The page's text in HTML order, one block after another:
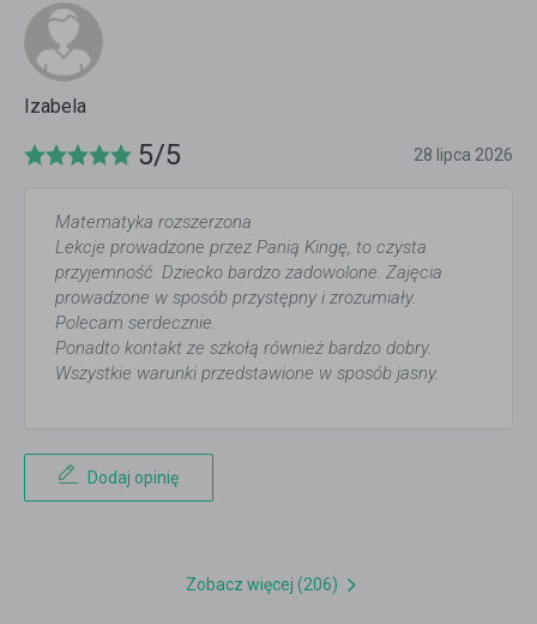
Izabela
5/5 28 lipca 2026
Matematyka rozszerzona
Lekcje prowadzone przez Panią Kingę, to czysta
przyjemność. Dziecko bardzo zadowolone. Zajęcia
prowadzone w sposób przystępny i zrozumiały.
Polecam serdecznie.
Ponadto kontakt ze szkołą również bardzo dobry.
Wszystkie warunki przedstawione w sposób jasny.
Dodaj opinię
Zobacz więcej (206)